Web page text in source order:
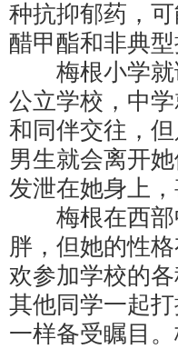
种抗抑郁药，
醋甲酯和非典
梅根小学就
公立学校，中
和同伴交往，
男生就会离开
发泄在她身上
梅根在西部
胖，但她的性
欢参加学校的
其他同学一起
一样备受瞩目